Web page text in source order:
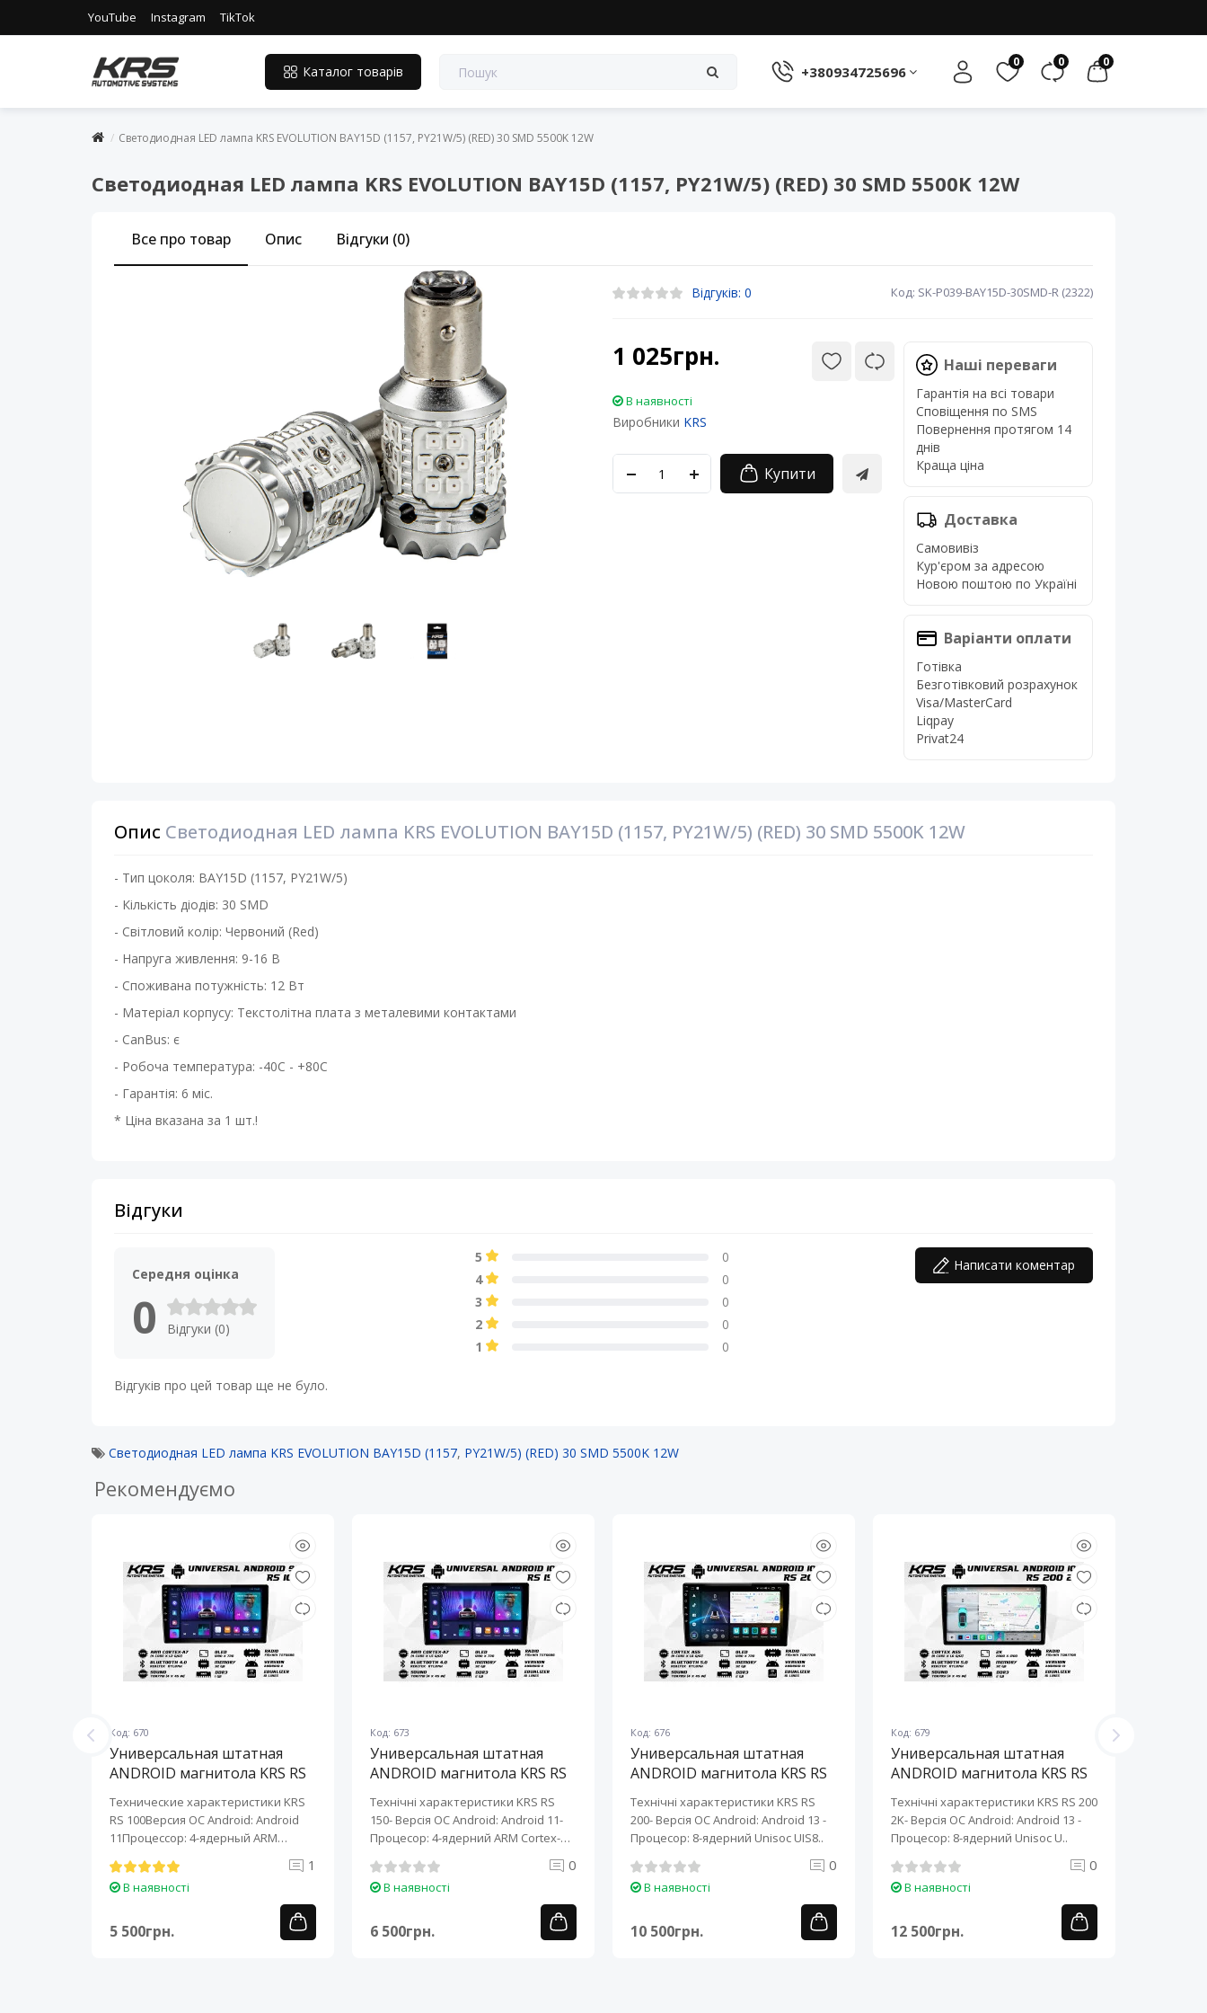
YouTube Instagram TikTok
Каталог товарів +380934725696
0 0 0
Светодиодная LED лампа KRS EVOLUTION BAY15D (1157, PY21W/5) (RED) 30 SMD 5500K 12W
Светодиодная LED лампа KRS EVOLUTION BAY15D (1157, PY21W/5) (RED) 30 SMD 5500K 12W
Все про товар Опис Відгуки (0)
Відгуків: 0 Код: SK-P039-BAY15D-30SMD-R (2322)
1 025грн.
В наявності
Виробники KRS
Купити
Наші переваги
Гарантія на всі товари
Сповіщення по SMS
Повернення протягом 14
днів
Краща ціна
Доставка
Самовивіз
Кур'єром за адресою
Новою поштою по Україні
Варіанти оплати
Готівка
Безготівковий розрахунок
Visa/MasterCard
Liqpay
Privat24
Опис Светодиодная LED лампа KRS EVOLUTION BAY15D (1157, PY21W/5) (RED) 30 SMD 5500K 12W
- Тип цоколя: BAY15D (1157, PY21W/5)
- Кількість діодів: 30 SMD
- Світловий колір: Червоний (Red)
- Напруга живлення: 9-16 В
- Споживана потужність: 12 Вт
- Матеріал корпусу: Текстолітна плата з металевими контактами
- CanBus: є
- Робоча температура: -40С - +80С
- Гарантія: 6 міс.
* Ціна вказана за 1 шт.!
Відгуки
Середня оцінка
0 Відгуки (0)
5
0
4
0
3
0
2
0
1
0
Написати коментар
Відгуків про цей товар ще не було.
Светодиодная LED лампа KRS EVOLUTION BAY15D (1157, PY21W/5) (RED) 30 SMD 5500K 12W
Рекомендуємо
Код: 670
Универсальная штатная
ANDROID магнитола KRS RS
Технические характеристики KRS
RS 100Версия ОС Android: Android
11Процессор: 4-ядерный ARM
1
В наявності
5 500грн.
Код: 673
Универсальная штатная
ANDROID магнитола KRS RS
Технічні характеристики KRS RS
150- Версія ОС Android: Android 11-
Процесор: 4-ядерний ARM Cortex-
0
В наявності
6 500грн.
Код: 676
Универсальная штатная
ANDROID магнитола KRS RS
Технічні характеристики KRS RS
200- Версія ОС Android: Android 13 ​-
Процесор: 8-ядерний Unisoc UIS8..
0
В наявності
10 500грн.
Код: 679
Универсальная штатная
ANDROID магнитола KRS RS
Технічні характеристики KRS RS 200
2K- Версія ОС Android: Android 13 ​-
Процесор: 8-ядерний Unisoc U..
0
В наявності
12 500грн.